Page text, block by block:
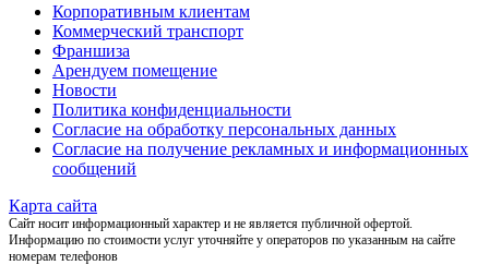
Корпоративным клиентам
Коммерческий транспорт
Франшиза
Арендуем помещение
Новости
Политика конфиденциальности
Согласие на обработку персональных данных
Согласие на получение рекламных и информационных
сообщений
Карта сайта
Сайт носит информационный характер и не является публичной офертой.
Информацию по стоимости услуг уточняйте у операторов по указанным на сайте
номерам телефонов